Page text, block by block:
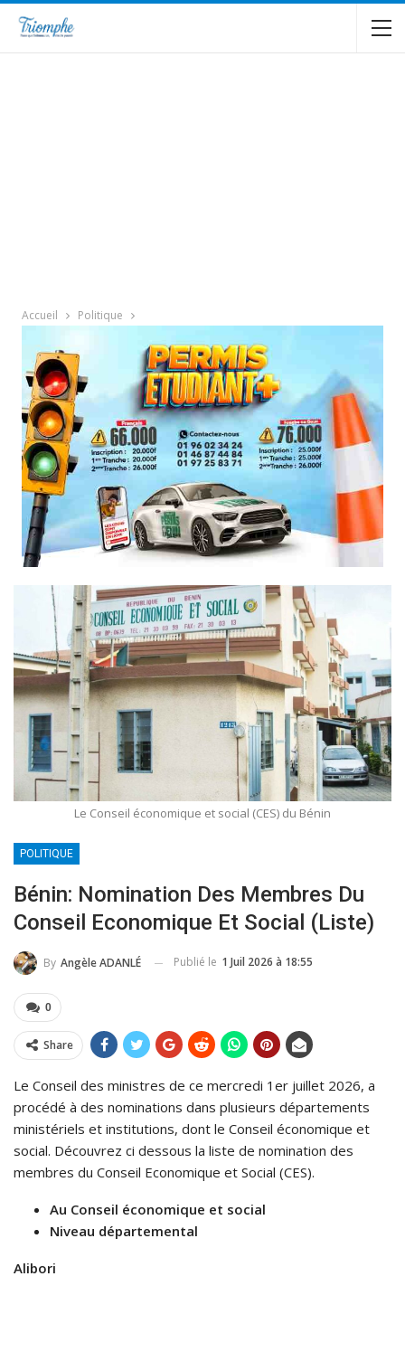
Accueil Politique
Le Conseil économique et social (CES) du Bénin
POLITIQUE
Bénin: Nomination Des Membres Du
Conseil Economique Et Social (liste)
By Angèle ADANLÉ Publié le 1 Juil 2026 à 18:55
0
Share
Le Conseil des ministres de ce mercredi 1er juillet 2026, a
procédé à des nominations dans plusieurs départements
ministériels et institutions, dont le Conseil économique et
social. Découvrez ci dessous la liste de nomination des
membres du Conseil Economique et Social (CES).
Au Conseil économique et social
Niveau départemental
Alibori